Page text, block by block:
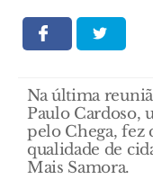
Na última
Paulo Cardoso,
pelo Chega, fez
qualidade de
Mais Samora.